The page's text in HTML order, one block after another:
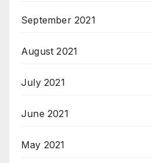
September 2021
August 2021
July 2021
June 2021
May 2021